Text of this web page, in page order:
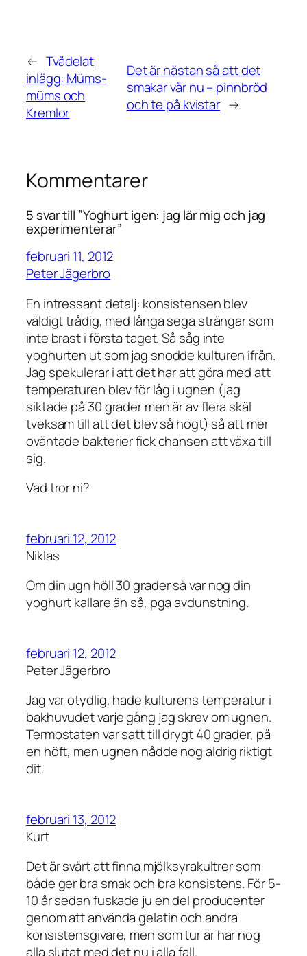
← Tvådelat
inlägg: Müms-
müms och
Kremlor
Det är nästan så att det
smakar vår nu – pinnbröd
och te på kvistar →
Kommentarer
5 svar till ”Yoghurt igen: jag lär mig och jag
experimenterar”
februari 11, 2012
Peter Jägerbro
En intressant detalj: konsistensen blev
väldigt trådig, med långa sega strängar som
inte brast i första taget. Så såg inte
yoghurten ut som jag snodde kulturen ifrån.
Jag spekulerar i att det har att göra med att
temperaturen blev för låg i ugnen (jag
siktade på 30 grader men är av flera skäl
tveksam till att det blev så högt) så att mer
oväntade bakterier fick chansen att växa till
sig.
Vad tror ni?
februari 12, 2012
Niklas
Om din ugn höll 30 grader så var nog din
yoghurt kallare än så, pga avdunstning.
februari 12, 2012
Peter Jägerbro
Jag var otydlig, hade kulturens temperatur i
bakhuvudet varje gång jag skrev om ugnen.
Termostaten var satt till drygt 40 grader, på
en höft, men ugnen nådde nog aldrig riktigt
dit.
februari 13, 2012
Kurt
Det är svårt att finna mjölksyrakultrer som
både ger bra smak och bra konsistens. För 5-
10 år sedan fuskade ju en del producenter
genom att använda gelatin och andra
konsistensgivare, men som tur är har nog
alla slutat med det nu i alla fall.